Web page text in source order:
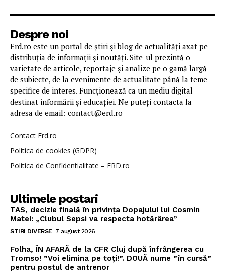
Despre noi
Erd.ro este un portal de știri și blog de actualități axat pe
distribuția de informații și noutăți. Site-ul prezintă o
varietate de articole, reportaje și analize pe o gamă largă
de subiecte, de la evenimente de actualitate până la teme
specifice de interes. Funcționează ca un mediu digital
destinat informării și educației. Ne puteți contacta la
adresa de email: contact@erd.ro
Contact Erd.ro
Politica de cookies (GDPR)
Politica de Confidentialitate – ERD.ro
Ultimele postari
TAS, decizie finală în privința Dopajului lui Cosmin
Matei: „Clubul Sepsi va respecta hotărârea”
STIRI DIVERSE 7 august 2026
Folha, ÎN AFARĂ de la CFR Cluj după înfrângerea cu
Tromso! ”Voi elimina pe toți!”. DOUĂ nume ”în cursă”
pentru postul de antrenor